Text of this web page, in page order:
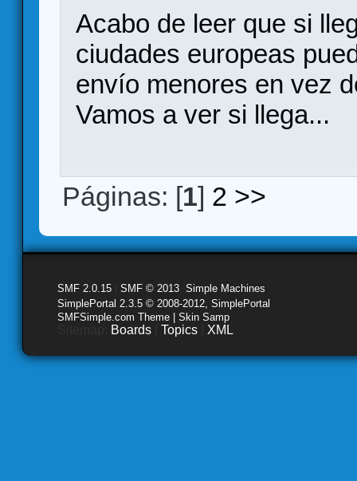
Acabo de leer que si
ciudades europeas
envío menores en vez
Vamos a ver si llega...
Páginas: [1] 2 >>
SMF 2.0.15 SMF © 2013 Simple Machines
SimplePortal 2.3.5 © 2008-2012, SimplePortal
SMFSimple.com Theme | Skin Samp
Boards Topics XML